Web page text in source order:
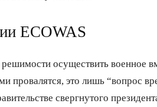
ECOWAS
осуществить военное
провалятся, это лишь “вопрос
свергнутого